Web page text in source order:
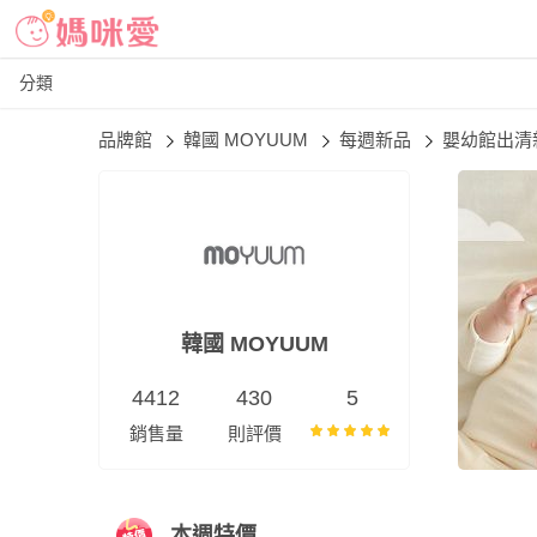
分類
品牌館 韓國 MOYUUM 每週新品 嬰幼館出清
韓國 MOYUUM
4412
銷售量
430
則評價
5